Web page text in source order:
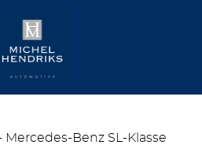
Mercedes-Benz SL-Klasse